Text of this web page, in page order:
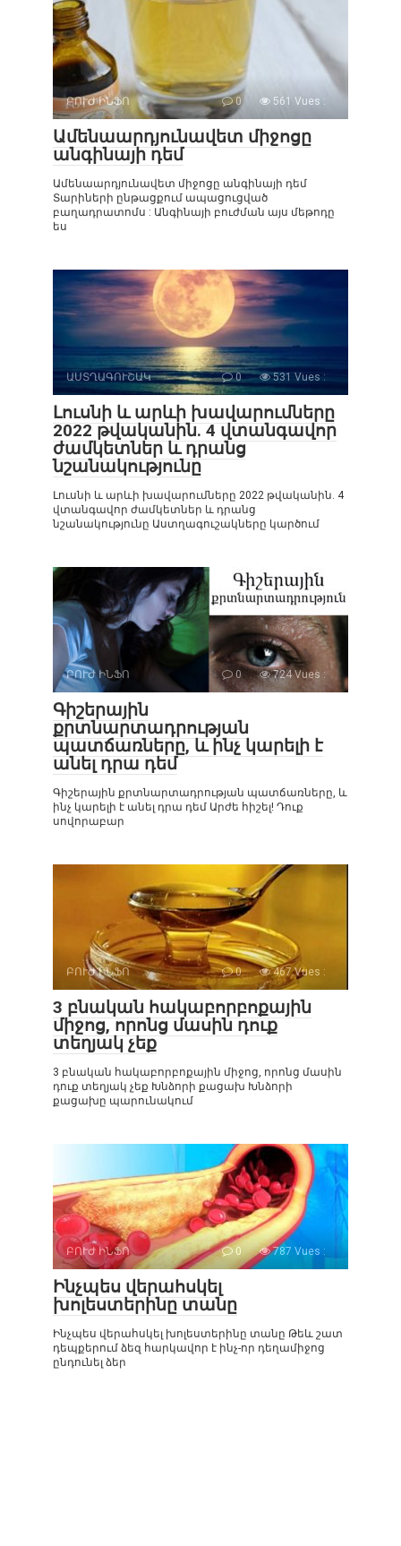
ԲՈՒԺ ԻՆՖՈ 0 561 Vues :
Ամենաարդյունավետ միջոցը
անգինայի դեմ
Ամենաարդյունավետ միջոցը անգինայի դեմ
Տարիների ընթացքում ապացուցված
բաղադրատոմս : Անգինայի բուժման այս մեթոդը
ես
ԱՍՏՂԱԳՈՒՇԱԿ 0 531 Vues :
Լուսնի և արևի խավարումները
2022 թվականին. 4 վտանգավոր
ժամկետներ և դրանց
նշանակությունը
Լուսնի և արևի խավարումները 2022 թվականին. 4
վտանգավոր ժամկետներ և դրանց
նշանակությունը Աստղագուշակները կարծում
ԲՈՒԺ ԻՆՖՈ 0 724 Vues :
Գիշերային
քրտնարտադրության
պատճառները, և ինչ կարելի է
անել դրա դեմ
Գիշերային քրտնարտադրության պատճառները, և
ինչ կարելի է անել դրա դեմ Արժե հիշել! Դուք
սովորաբար
ԲՈՒԺ ԻՆՖՈ 0 467 Vues :
3 բնական հակաբորբոքային
միջոց, որոնց մասին դուք
տեղյակ չեք
3 բնական հակաբորբոքային միջոց, որոնց մասին
դուք տեղյակ չեք Խնձորի քացախ Խնձորի
քացախը պարունակում
ԲՈՒԺ ԻՆՖՈ 0 787 Vues :
Ինչպես վերահսկել
խոլեստերինը տանը
Ինչպես վերահսկել խոլեստերինը տանը Թեև շատ
դեպքերում ձեզ հարկավոր է ինչ-որ դեղամիջոց
ընդունել ձեր